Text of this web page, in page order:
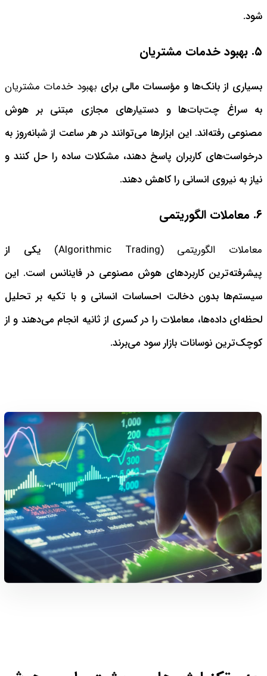
شود.
۵. بهبود خدمات مشتریان
بسیاری از بانک‌ها و مؤسسات مالی برای بهبود خدمات مشتریان
به سراغ چت‌بات‌ها و دستیارهای مجازی مبتنی بر هوش
مصنوعی رفته‌اند. این ابزارها می‌توانند در هر ساعت از شبانه‌روز به
درخواست‌های کاربران پاسخ دهند، مشکلات ساده را حل کنند و
نیاز به نیروی انسانی را کاهش دهند.
۶. معاملات الگوریتمی
معاملات الگوریتمی (Algorithmic Trading)
یکی از
پیشرفته‌ترین کاربردهای هوش مصنوعی در فاینانس است. این
سیستم‌ها بدون دخالت احساسات انسانی و با تکیه بر تحلیل
لحظه‌ای داده‌ها، معاملات را در کسری از ثانیه انجام می‌دهند و از
کوچک‌ترین نوسانات بازار سود می‌برند.